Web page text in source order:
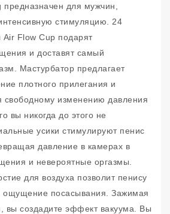
для мужчин,
стимуляцию. 24
Flow Cup подарят
и доставят самый
Мастурбатор предлагает
плотного прилегания и
свободному изменению давления
вы никогда до этого не
усики стимулируют пенис
давление в камерах в
и невероятные оргазмы.
для воздуха позволит пенису
ощущение посасывания. Зажимая
вы создадите эффект вакуума. Вы